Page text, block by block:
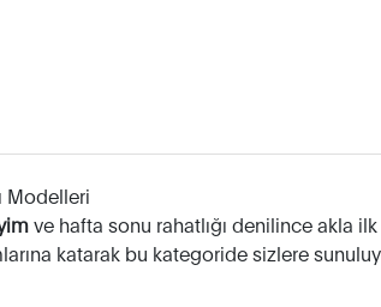
Modelleri
ve hafta sonu rahatlığı denilince akla
katarak bu kategoride sizlere
size konforlu bir hareket alanı sağlıyor.